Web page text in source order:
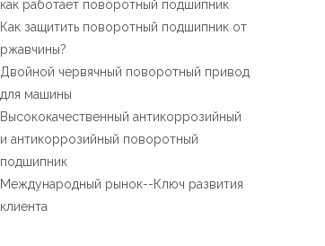
как работает поворотный подшипник
Как защитить поворотный подшипник от
ржавчины?
Двойной червячный поворотный привод
для машины
Высококачественный антикоррозийный
и антикоррозийный поворотный
подшипник
Международный рынок--Ключ развития
клиента